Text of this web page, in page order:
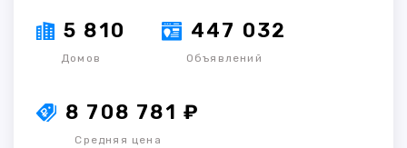
5 810
Домов
447 032
Объявлений
8 708 781 ₽
Средняя цена